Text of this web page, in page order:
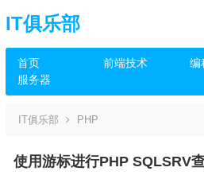
IT俱乐部
首页 前端技术 编
服务器
IT俱乐部 PHP
使用游标进行PHP SQLSRV